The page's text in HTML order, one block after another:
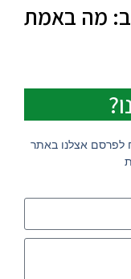
מה באמת
לפרסם אצלנו באתר